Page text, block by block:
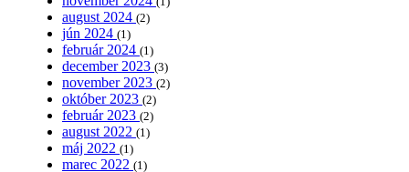
august 2024 (2)
jún 2024 (1)
február 2024 (1)
december 2023 (3)
november 2023 (2)
október 2023 (2)
február 2023 (2)
august 2022 (1)
máj 2022 (1)
marec 2022 (1)